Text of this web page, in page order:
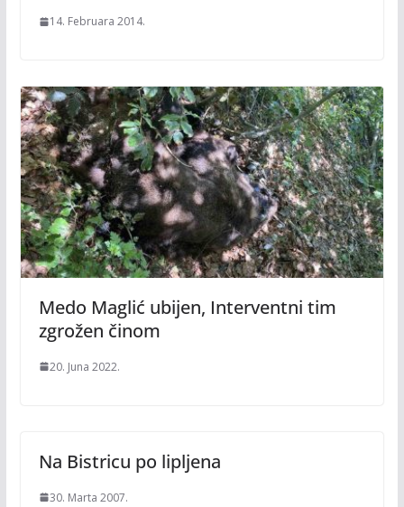
14. Februara 2014.
Medo Maglić ubijen, Interventni tim
zgrožen činom
20. Juna 2022.
Na Bistricu po lipljena
30. Marta 2007.